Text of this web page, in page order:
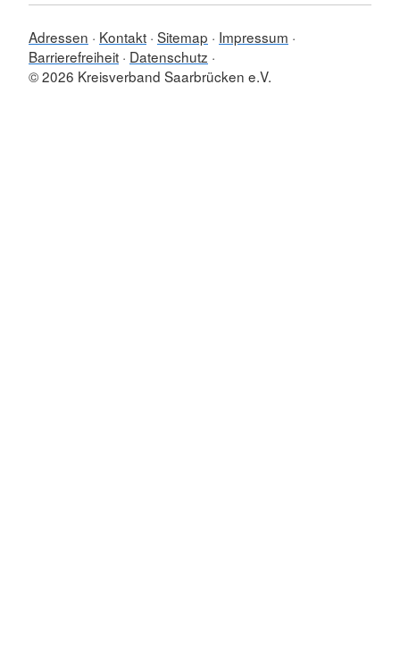
Adressen Kontakt Sitemap
Impressum
Barrierefreiheit Datenschutz
© 2026 Kreisverband Saarbrücken e.V.